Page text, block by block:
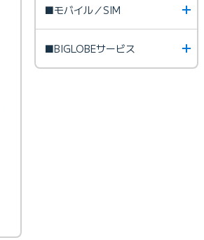
■モバイル／SIM
■BIGLOBEサービス